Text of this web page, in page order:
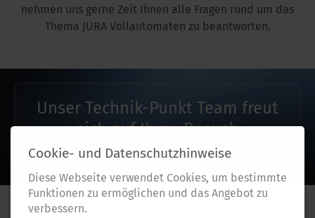
nehmen uns gerne Zeit Ihnen alle Fragen rund um das
Thema JURA Vollautomaten zu beantworten.
Unser Technik-Punkt Team freut
sich auf Ihren Besuch
Cookie- und Datenschutzhinweise
Diese Webseite verwendet Cookies, um bestimmte
Funktionen zu ermöglichen und das Angebot zu
verbessern.